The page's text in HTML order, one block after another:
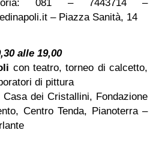
081 – 7443714 –
– Piazza Sanità, 14
alle 19,00
con teatro, torneo di calcetto,
di pittura
dei Cristallini, Fondazione
Centro Tenda, Pianoterra –